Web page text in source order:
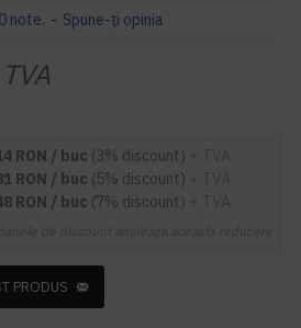
note. - Spune-ţi opinia
RON / buc (3% discount)
RON / buc (5% discount)
RON / buc (7% discount)
PRODUS